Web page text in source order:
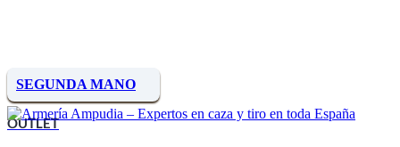
SEGUNDA MANO
OUTLET